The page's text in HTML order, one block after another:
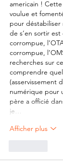
americain !
voulue et
pour déstabiliser
de s’en sortir
corrompue,
corrompue,
recherches sur
comprendre
(asservissement
numérique pour
père a officié
je…
Afficher plus